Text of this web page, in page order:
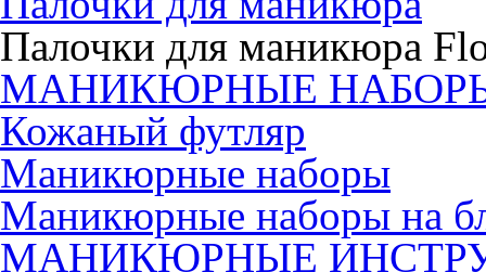
Палочки для маникюра
МАНИКЮРНЫЕ
Кожаный футляр
Маникюрные наборы
Маникюрные наборы на
МАНИКЮРНЫЕ